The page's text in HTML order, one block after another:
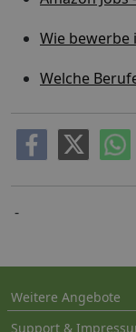
Wie bewerbe
Welche
-
Weitere Angebote
Support &